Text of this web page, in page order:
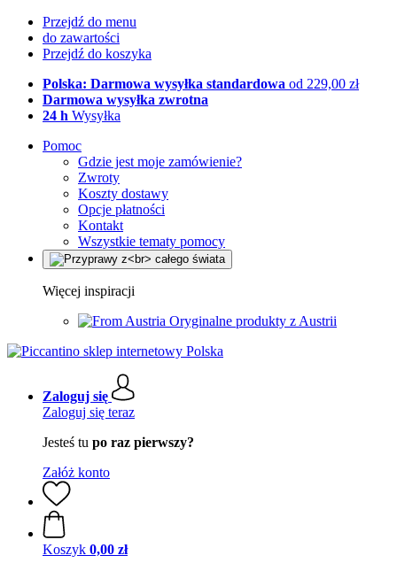
Przejdź do menu
do zawartości
Przejdź do koszyka
Polska: Darmowa wysyłka standardowa od 229,00 zł
Darmowa wysyłka zwrotna
24 h Wysyłka
Pomoc
Gdzie jest moje zamówienie?
Zwroty
Koszty dostawy
Opcje płatności
Kontakt
Wszystkie tematy pomocy
Więcej inspiracji
Oryginalne produkty z Austrii
Zaloguj się
Zaloguj się teraz
Jesteś tu po raz pierwszy?
Załóż konto
Koszyk 0,00 zł